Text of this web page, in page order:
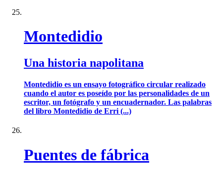
Montedidio
Una historia napolitana
Montedidio es un ensayo fotográfico circular realizado
cuando el autor es poseído por las personalidades de un
escritor, un fotógrafo y un encuadernador. Las palabras
del libro Montedidio de Erri (...)
Puentes de fábrica